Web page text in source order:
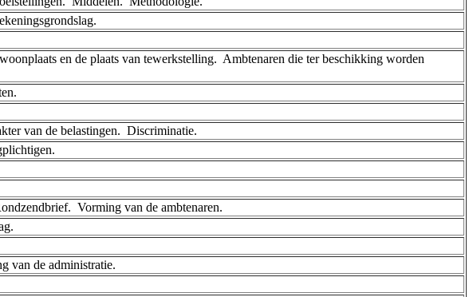
en de plaats van tewerkstelling. ­ Ambtenaren die ter beschikking worden
van de belastingen. ­ Discriminatie.
Vorming van de ambtenaren.
van de administratie.